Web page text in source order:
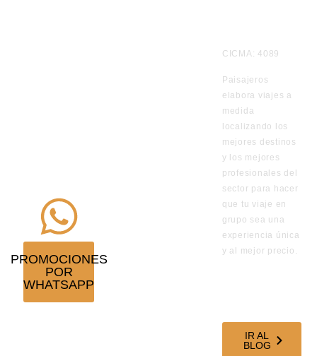
PROMOCIONES
POR
WHATSAPP
CICMA: 4089
Paisajeros
elabora viajes a
medida
localizando los
mejores destinos
y los mejores
profesionales del
sector para hacer
que tu viaje en
grupo sea una
experiencia única
y al mejor precio.
IR AL
BLOG